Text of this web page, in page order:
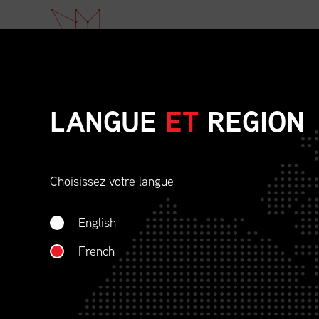
LANGUE ET REGION
Choisissez votre langue
English
French